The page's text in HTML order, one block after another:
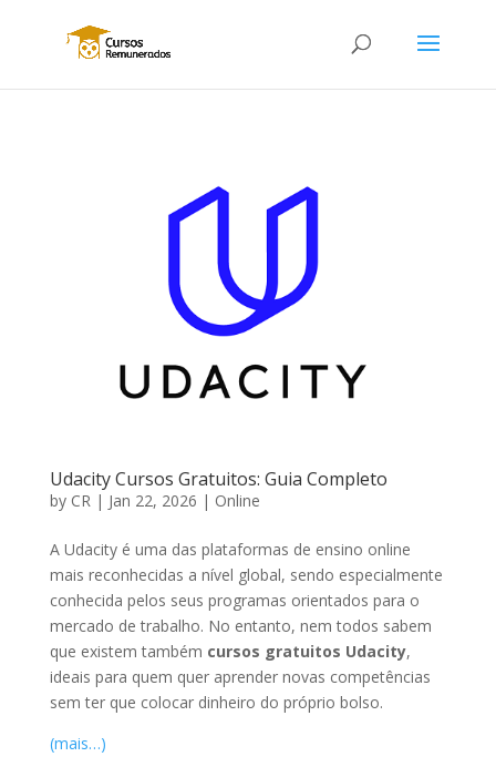
Udacity Cursos Gratuitos: Guia Completo
by CR| Jan 22, 2026 | Online
A Udacity é uma das plataformas de ensino online
mais reconhecidas a nível global, sendo especialmente
conhecida pelos seus programas orientados para o
mercado de trabalho. No entanto, nem todos sabem
que existem também cursos gratuitos Udacity,
ideais para quem quer aprender novas competências
sem ter que colocar dinheiro do próprio bolso.
(mais…)